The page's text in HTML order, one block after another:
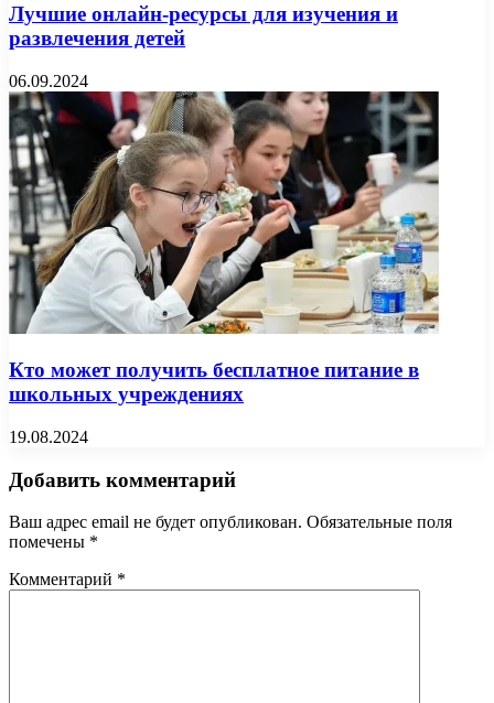
Лучшие онлайн-ресурсы для изучения и
развлечения детей
06.09.2024
Кто может получить бесплатное питание в
школьных учреждениях
19.08.2024
Добавить комментарий
Ваш адрес email не будет опубликован. Обязательные поля
помечены *
Комментарий *